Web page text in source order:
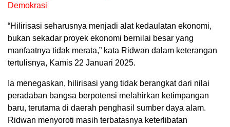
Demokrasi
“Hilirisasi seharusnya menjadi alat kedaulatan ekonomi,
bukan sekadar proyek ekonomi bernilai besar yang
manfaatnya tidak merata,” kata Ridwan dalam keterangan
tertulisnya, Kamis 22 Januari 2025.
Ia menegaskan, hilirisasi yang tidak berangkat dari nilai
peradaban bangsa berpotensi melahirkan ketimpangan
baru, terutama di daerah penghasil sumber daya alam.
Ridwan menyoroti masih terbatasnya keterlibatan